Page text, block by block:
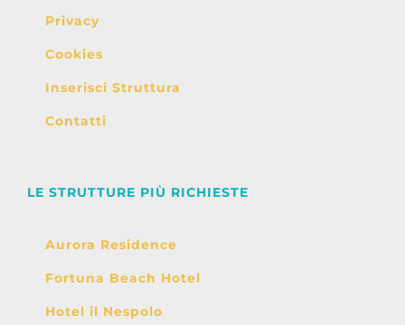
Privacy
Cookies
Inserisci Struttura
Contatti
LE STRUTTURE PIÙ RICHIESTE
Aurora Residence
Fortuna Beach Hotel
Hotel il Nespolo